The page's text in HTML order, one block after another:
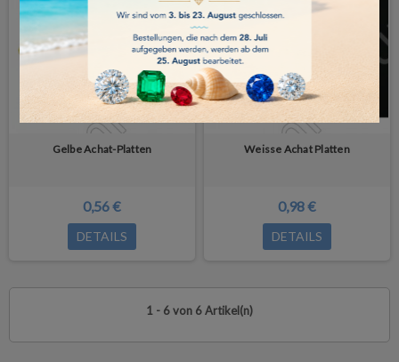
Gelbe Achat-Platten
0,56 €
DETAILS
Weisse Achat Platten
0,98 €
DETAILS
1 - 6 von 6 Artikel(n)